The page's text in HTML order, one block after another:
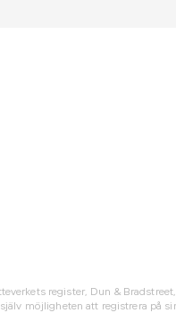
register, Dun &
möjligheten att registrera på